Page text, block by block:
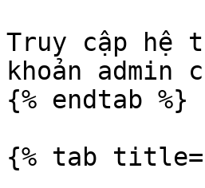
Truy cập hệ
khoản admin
{% endtab %}
{% tab